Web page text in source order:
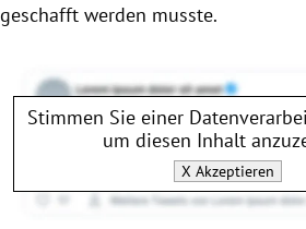
geschafft werden musste.
Stimmen Sie einer
um diesen Inhalt
X Akzeptieren